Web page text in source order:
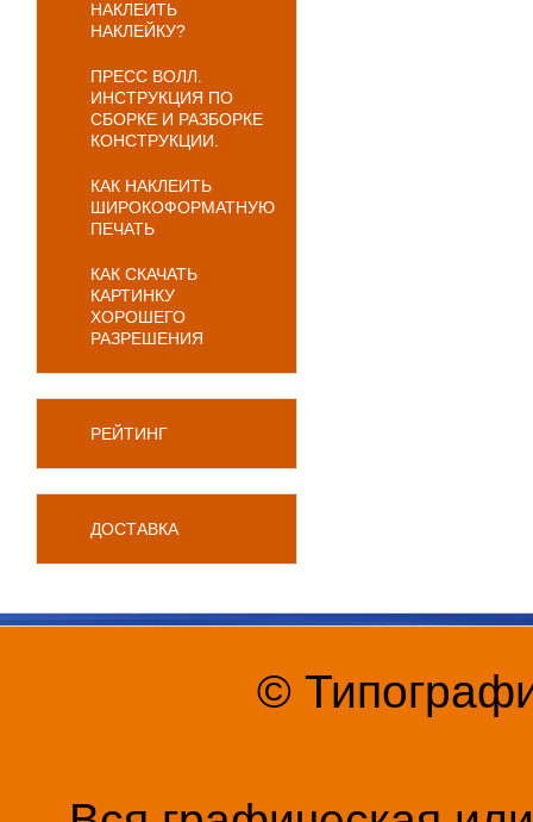
НАКЛЕИТЬ
НАКЛЕЙКУ?
ПРЕСС ВОЛЛ.
ИНСТРУКЦИЯ ПО
СБОРКЕ И РАЗБОРКЕ
КОНСТРУКЦИИ.
КАК НАКЛЕИТЬ
ШИРОКОФОРМАТНУЮ
ПЕЧАТЬ
КАК СКАЧАТЬ
КАРТИНКУ
ХОРОШЕГО
РАЗРЕШЕНИЯ
РЕЙТИНГ
ДОСТАВКА
©